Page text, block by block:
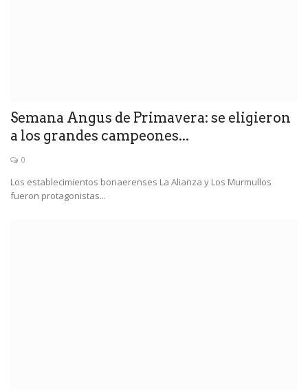
Semana Angus de Primavera: se eligieron
a los grandes campeones...
0
Los establecimientos bonaerenses La Alianza y Los Murmullos
fueron protagonistas...